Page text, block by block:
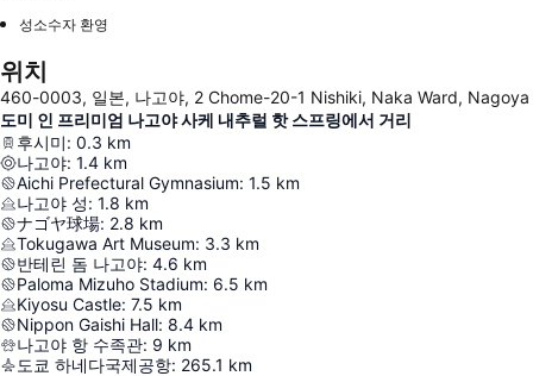
성소수자 환영
위치
460-0003, 일본, 나고야, 2 Chome-20-1 Nishiki, Naka Ward, Nagoya
도미 인 프리미엄 나고야 사케 내추럴 핫 스프링에서 거리
후시미: 0.3 km
나고야: 1.4 km
Aichi Prefectural Gymnasium: 1.5 km
나고야 성: 1.8 km
ナゴヤ球場: 2.8 km
Tokugawa Art Museum: 3.3 km
반테린 돔 나고야: 4.6 km
Paloma Mizuho Stadium: 6.5 km
Kiyosu Castle: 7.5 km
Nippon Gaishi Hall: 8.4 km
나고야 항 수족관: 9 km
도쿄 하네다국제공항: 265.1 km